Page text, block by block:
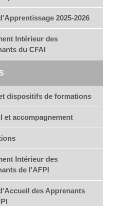
2025-2026
Intérieur des
du CFAI
dispositifs de formations
et accompagnement
Intérieur des
de l'AFPI
des Apprenants